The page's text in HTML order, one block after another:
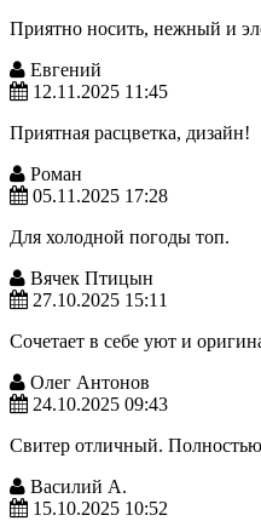
Приятно носить, нежный и
Евгений
12.11.2025 11:45
Приятная расцветка, дизайн!
Роман
05.11.2025 17:28
Для холодной погоды топ.
Вячек Птицын
27.10.2025 15:11
Сочетает в себе уют и
Олег Антонов
24.10.2025 09:43
Свитер отличный. Полностью
Василий А.
15.10.2025 10:52